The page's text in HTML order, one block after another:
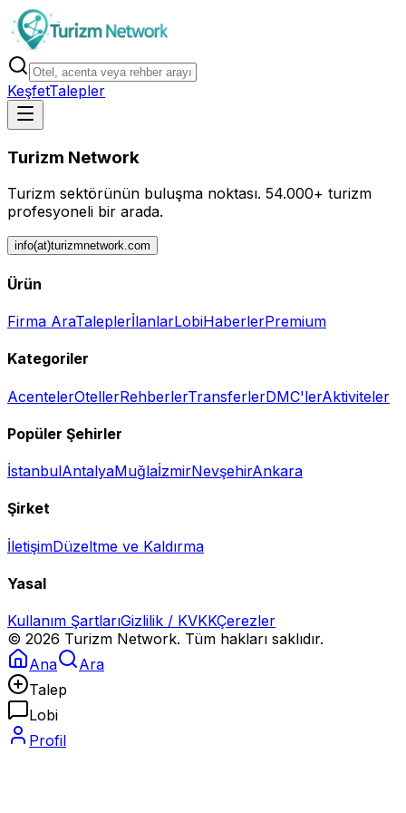
KeşfetTalepler
Turizm Network
Turizm sektörünün buluşma noktası. 54.000+ turizm
profesyoneli bir arada.
info(at)turizmnetwork.com
Ürün
Firma AraTaleplerİlanlarLobiHaberlerPremium
Kategoriler
AcentelerOtellerRehberlerTransferlerDMC'lerAktiviteler
Popüler Şehirler
İstanbulAntalyaMuğlaİzmirNevşehirAnkara
Şirket
İletişimDüzeltme ve Kaldırma
Yasal
Kullanım ŞartlarıGizlilik / KVKKÇerezler
© 2026 Turizm Network. Tüm hakları saklıdır.
Ana
Ara
Talep
Lobi
Profil